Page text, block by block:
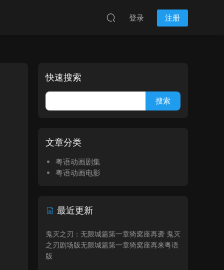
登录 注册
快速搜索
文章分类
粤语动画剧集
粤语动画电影
最近更新
鬼灭之刃：无限城篇第一章猗窝座再袭 鬼灭
之刃剧场版无限城篇第一章猗窝座再来粤语
版